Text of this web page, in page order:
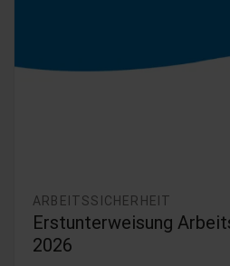
ARBEITSSICHERHEIT
Erstunterweisung
2026